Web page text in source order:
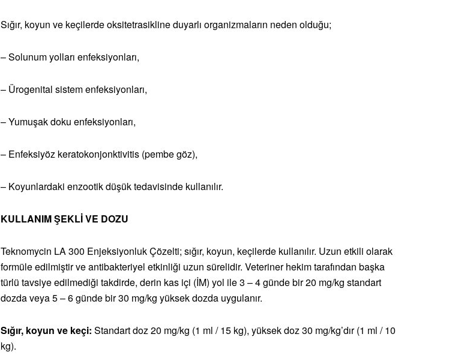
Sığır, koyun ve keçilerde oksitetrasikline duyarlı organizmaların neden olduğu;
– Solunum yolları enfeksiyonları,
– Ürogenital sistem enfeksiyonları,
– Yumuşak doku enfeksiyonları,
– Enfeksiyöz keratokonjonktivitis (pembe göz),
– Koyunlardaki enzootik düşük tedavisinde kullanılır.
KULLANIM ŞEKLİ VE DOZU
Teknomycin LA 300 Enjeksiyonluk Çözelti; sığır, koyun, keçilerde kullanılır. Uzun etkili olarak
formüle edilmiştir ve antibakteriyel etkinliği uzun sürelidir. Veteriner hekim tarafından başka
türlü tavsiye edilmediği takdirde, derin kas içi (İM) yol ile 3 – 4 günde bir 20 mg/kg standart
dozda veya 5 – 6 günde bir 30 mg/kg yüksek dozda uygulanır.
Sığır, koyun ve keçi: Standart doz 20 mg/kg (1 ml / 15 kg), yüksek doz 30 mg/kg’dır (1 ml / 10
kg).